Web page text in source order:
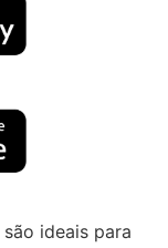
são ideais para